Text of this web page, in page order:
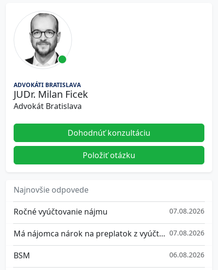
ADVOKÁTI BRATISLAVA
JUDr. Milan Ficek
Advokát Bratislava
Dohodnúť konzultáciu
Položiť otázku
Najnovšie odpovede
Ročné vyúčtovanie nájmu 07.08.2026
Má nájomca nárok na preplatok z vyúčtovania služieb spojených s užívaním bytu? 07.08.2026
BSM 06.08.2026